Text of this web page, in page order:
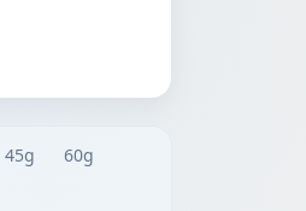
45g
60g